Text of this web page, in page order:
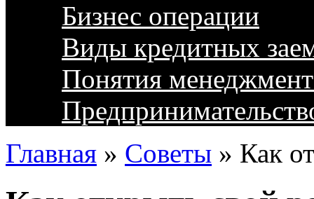
Бизнес операции
Виды кредитных
Понятия
Главная » Советы » Как